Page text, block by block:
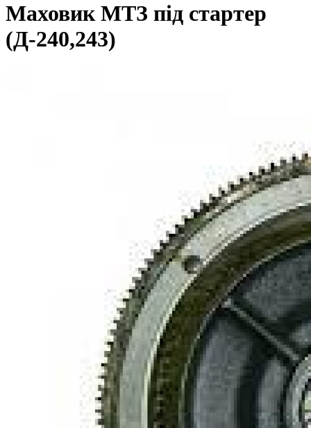
Маховик МТЗ під стартер
(Д-240,243)